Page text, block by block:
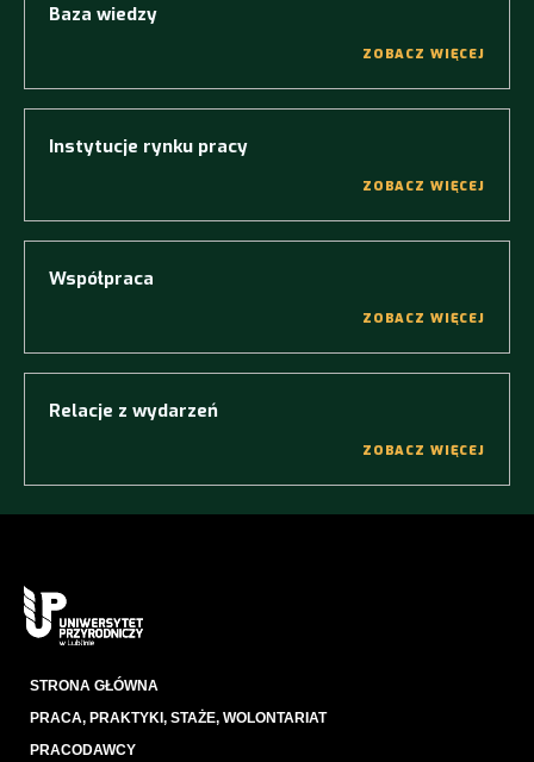
Baza wiedzy
ZOBACZ WIĘCEJ
Instytucje rynku pracy
ZOBACZ WIĘCEJ
Współpraca
ZOBACZ WIĘCEJ
Relacje z wydarzeń
ZOBACZ WIĘCEJ
STRONA GŁÓWNA
PRACA, PRAKTYKI, STAŻE, WOLONTARIAT
PRACODAWCY